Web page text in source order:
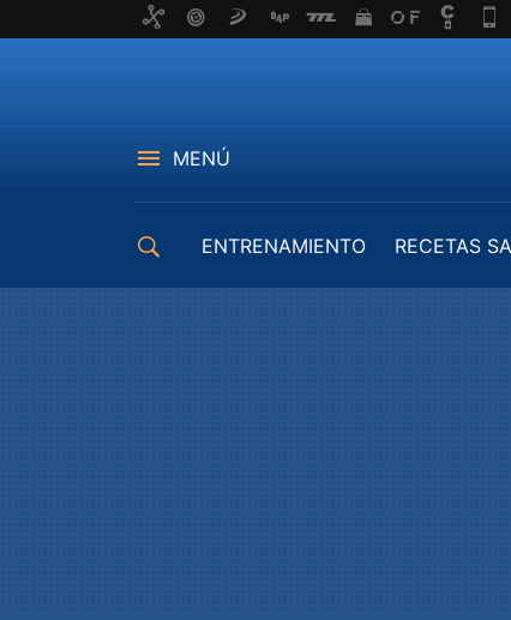
MENÚ
ENTRENAMIENTO RECETAS